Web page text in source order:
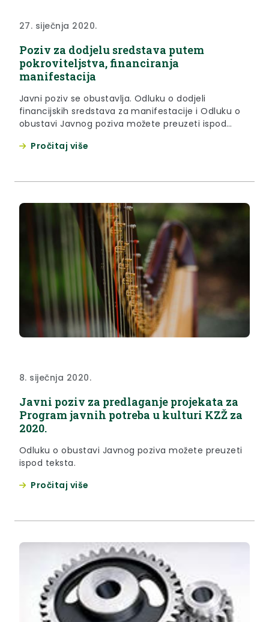
27. siječnja 2020.
Poziv za dodjelu sredstava putem
pokroviteljstva, financiranja
manifestacija
Javni poziv se obustavlja. Odluku o dodjeli
financijskih sredstava za manifestacije i Odluku o
obustavi Javnog poziva možete preuzeti ispod
Pročitaj više
8. siječnja 2020.
Javni poziv za predlaganje projekata za
Program javnih potreba u kulturi KZŽ za
2020.
Odluku o obustavi Javnog poziva možete preuzeti
ispod teksta.
Pročitaj više